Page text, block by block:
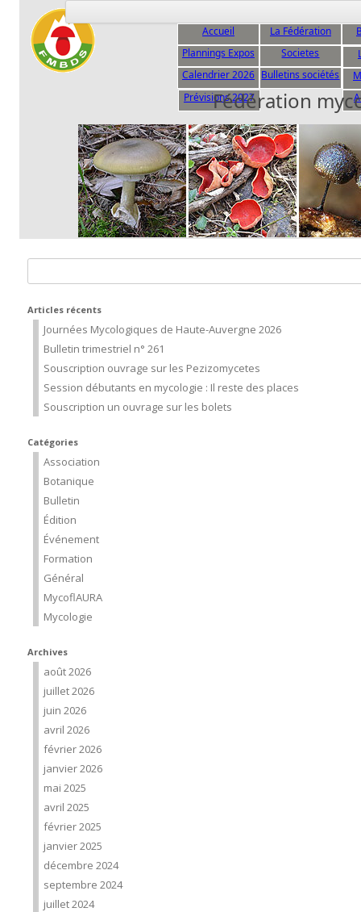
Accueil La Fédération
Plannings Expos Societes
Calendrier 2026
Prévisions 2027
Bulletins sociétés
Fédération
Articles récents
Journées Mycologiques de Haute-Auvergne 2026
Bulletin trimestriel n° 261
Souscription ouvrage sur les Pezizomycetes
Session débutants en mycologie : Il reste des places
Souscription un ouvrage sur les bolets
Catégories
Association
Botanique
Bulletin
Édition
Événement
Formation
Général
MycoflAURA
Mycologie
Archives
août 2026
juillet 2026
juin 2026
avril 2026
février 2026
janvier 2026
mai 2025
avril 2025
février 2025
janvier 2025
décembre 2024
septembre 2024
juillet 2024